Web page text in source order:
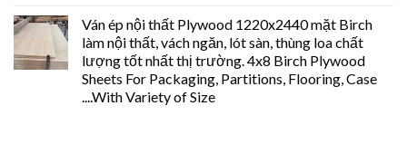
Ván ép nội thất Plywood 1220x2440 mặt Birch
làm nội thất, vách ngăn, lót sàn, thùng loa chất
lượng tốt nhất thị trường. 4x8 Birch Plywood
Sheets For Packaging, Partitions, Flooring, Case
....With Variety of Size